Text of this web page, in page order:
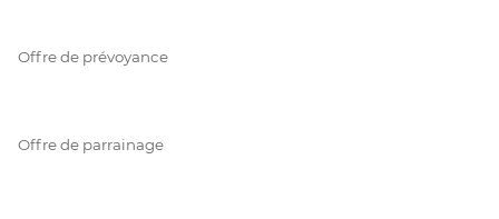
Offre de prévoyance
Offre de parrainage